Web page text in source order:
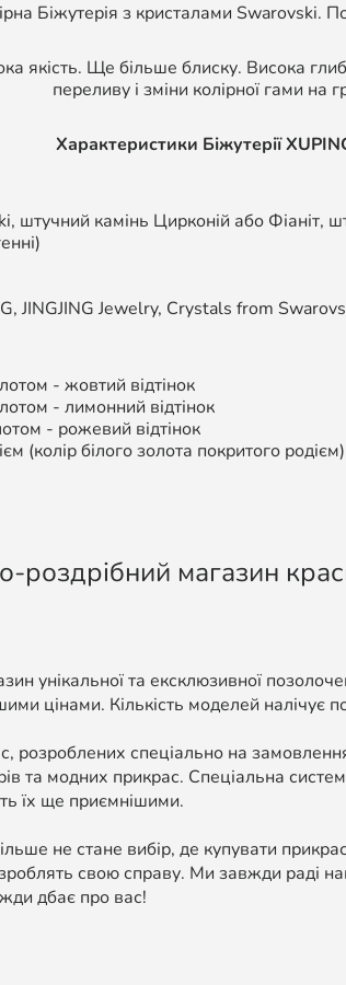
Біжутерія з кристалами Swarovski.
якість. Ще більше блиску. Висока
переливу і зміни колірної гами на
Характеристики Біжутерії
штучний камінь Цирконій або Фіаніт,
JINGJING Jewelry, Crystals from
- жовтий відтінок
- лимонний відтінок
- рожевий відтінок
(колір білого золота покритого родієм)
магазин
унікальної та ексклюзивної
цінами. Кількість моделей налічує
розроблених спеціально на
та модних прикрас. Спеціальна
їх ще приємнішими.
не стане вибір, де купувати
свою справу. Ми завжди раді
дбає про вас!